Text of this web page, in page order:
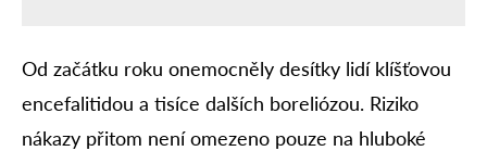
Od začátku roku onemocněly desítky lidí klíšťovou
encefalitidou a tisíce dalších boreliózou. Riziko
nákazy přitom není omezeno pouze na hluboké